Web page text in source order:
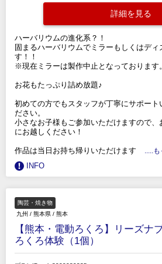
詳細を見る
ハーバリウムの進化系？！
固まるハーバリウムでミラーもしくはディ
す！！
※現在ミラーは製作中止となっております。
お花もたっぷり詰め放題♪
初めての方でもスタッフが丁寧にサポート
ださい。
小さなお子様もご参加いただけますので
にお越しください！
作品は当日お持ち帰りいただけます .....
INFO
陶芸・焼き物
九州 / 熊本県 / 熊本
【熊本・電動ろくろ】リーズナ
ろくろ体験（1個）